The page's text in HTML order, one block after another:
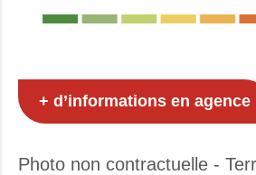
+ d’informations en agence
Photo non contractuelle -